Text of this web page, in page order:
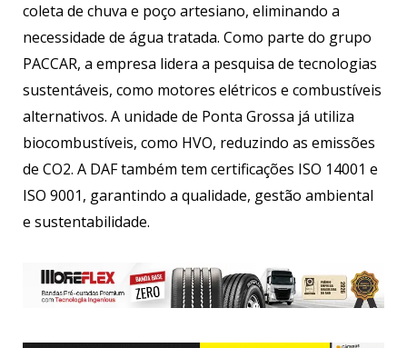
coleta de chuva e poço artesiano, eliminando a
necessidade de água tratada. Como parte do grupo
PACCAR, a empresa lidera a pesquisa de tecnologias
sustentáveis, como motores elétricos e combustíveis
alternativos. A unidade de Ponta Grossa já utiliza
biocombustíveis, como HVO, reduzindo as emissões
de CO2. A DAF também tem certificações ISO 14001 e
ISO 9001, garantindo a qualidade, gestão ambiental
e sustentabilidade.